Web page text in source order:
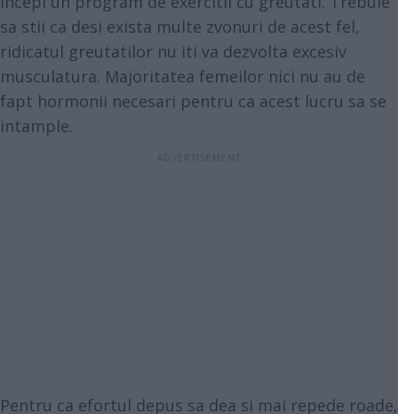
sa stii ca desi exista multe zvonuri de acest fel,
ridicatul greutatilor nu iti va dezvolta excesiv
musculatura. Majoritatea femeilor nici nu au de
fapt hormonii necesari pentru ca acest lucru sa se
intample.
Pentru ca efortul depus sa dea si mai repede roade,